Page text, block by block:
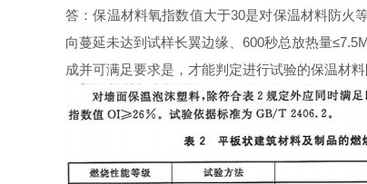
答：保温材料氧指数值大于30是对保温材料防火
向蔓延未达到试样长翼边缘、600秒总放热量
成并可满足要求是，才能判定进行试验的保温材料